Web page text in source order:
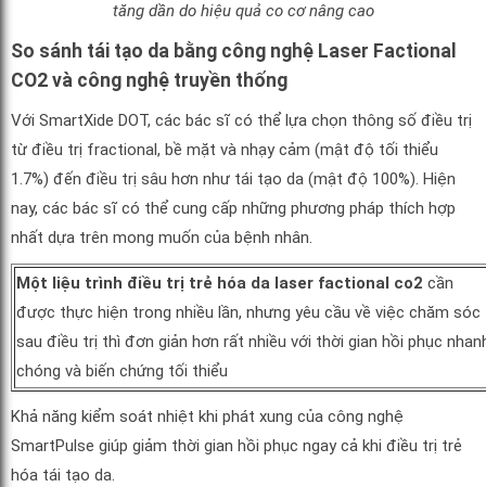
tăng dần do hiệu quả co cơ nâng cao
So sánh tái tạo da bằng công nghệ Laser Factional
CO2 và công nghệ truyền thống
Với SmartXide DOT, các bác sĩ có thể lựa chọn thông số điều trị
từ điều trị fractional, bề mặt và nhạy cảm (mật độ tối thiểu
1.7%) đến điều trị sâu hơn như tái tạo da (mật độ 100%). Hiện
nay, các bác sĩ có thể cung cấp những phương pháp thích hợp
nhất dựa trên mong muốn của bệnh nhân.
Một liệu trình điều trị trẻ hóa da laser factional co2 cần
được thực hiện trong nhiều lần, nhưng yêu cầu về việc chăm sóc
sau điều trị thì đơn giản hơn rất nhiều với thời gian hồi phục
chóng và biến chứng tối thiểu
Khả năng kiểm soát nhiệt khi phát xung của công nghệ
SmartPulse giúp giảm thời gian hồi phục ngay cả khi điều trị trẻ
hóa tái tạo da.